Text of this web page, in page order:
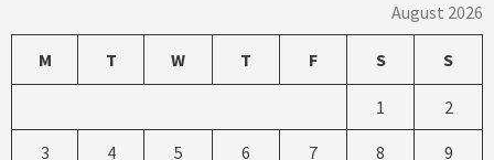
August 2026
M T W T F S S
1 2
3 4 5 6 7 8 9